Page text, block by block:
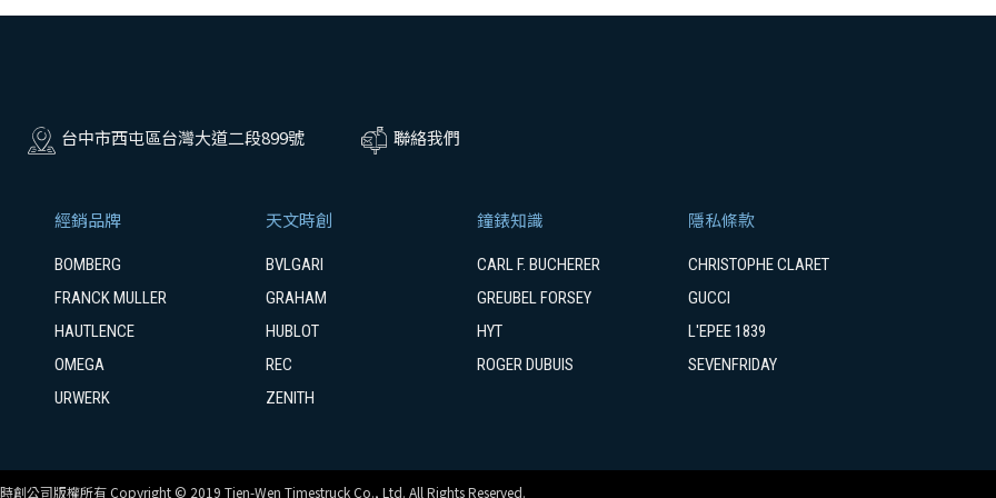
台中市西屯區台灣大道二段899號 聯絡我們
經銷品牌 天文時創 鐘錶知識 隱私條款
BOMBERG BVLGARI CARL F. BUCHERER
CHRISTOPHE CLARET
FRANCK MULLER
GRAHAM GREUBEL FORSEY
GUCCI
HAUTLENCE
HUBLOT HYT
L'EPEE 1839
OMEGA
REC ROGER DUBUIS
SEVENFRIDAY
URWERK
ZENITH
創公司版權所有 Copyright © 2019 Tien-Wen Timestruck Co., Ltd. All Rights Reserved.